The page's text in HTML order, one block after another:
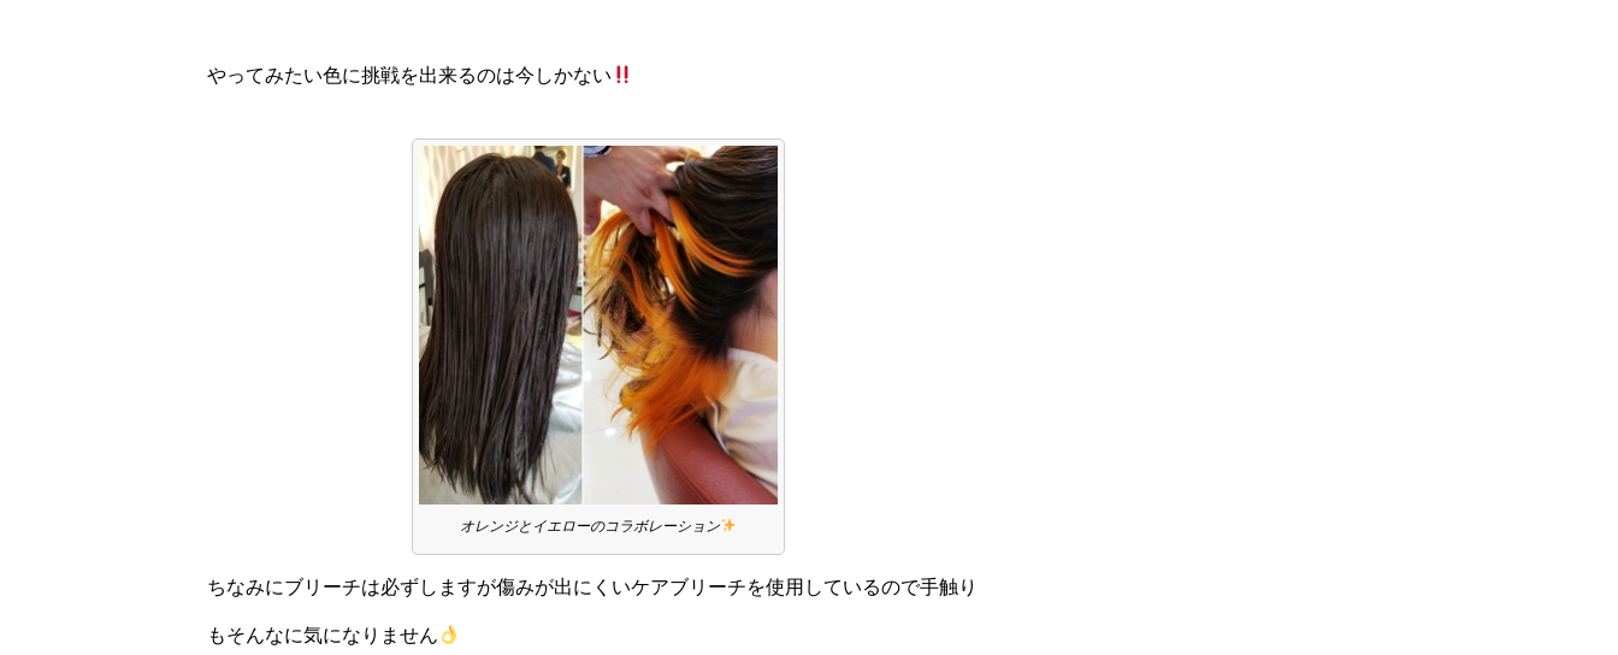
やってみたい色に挑戦を出来るのは今しかない
オレンジとイエローのコラボレーション
ちなみにブリーチは必ずしますが傷みが出にくいケアブリーチを使用しているので手触り
もそんなに気になりません